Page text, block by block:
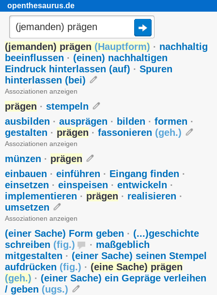
openthesaurus.de
(jemanden) prägen (Hauptform) · nachhaltig
beeinflussen · (einen) nachhaltigen
Eindruck hinterlassen (auf) · Spuren
hinterlassen (bei)
Assoziationen anzeigen
prägen · stempeln
ausbilden · ausprägen · bilden · formen ·
gestalten · prägen · fassonieren (geh.)
Assoziationen anzeigen
münzen · prägen
einbauen · einführen · Eingang finden ·
einsetzen · einspeisen · entwickeln ·
implementieren · prägen · realisieren ·
umsetzen
Assoziationen anzeigen
(einer Sache) Form geben · (...)geschichte
schreiben (fig.) · maßgeblich
mitgestalten · (einer Sache) seinen Stempel
aufdrücken (fig.) · (eine Sache) prägen
(geh.) · (einer Sache) ein Gepräge verleihen
/ geben (ugs.)